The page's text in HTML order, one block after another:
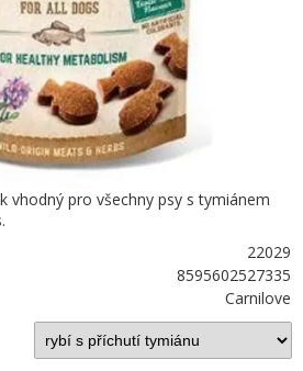
vhodný pro všechny psy s tymiánem
22029
8595602527335
Carnilove